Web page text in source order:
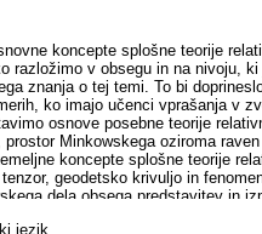
koncepte splošne teorije
razložimo v obsegu in na nivoju,
znanja o tej temi. To bi
ko imajo učenci vprašanja v
osnove posebne teorije
Minkowskega oziroma
koncepte splošne teorije
geodetsko krivuljo in
dela obsega predstavitev in
jezik